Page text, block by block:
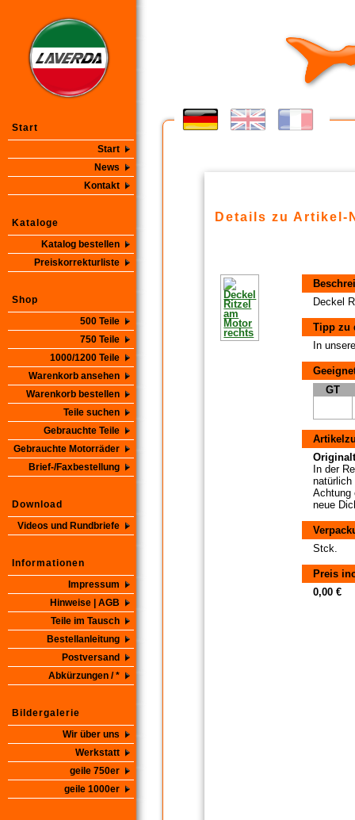
Start
Start
News
Kontakt
Kataloge
Katalog bestellen
Preiskorrekturliste
Shop
500 Teile
750 Teile
1000/1200 Teile
Warenkorb ansehen
Warenkorb bestellen
Teile suchen
Gebrauchte Teile
Gebrauchte Motorräder
Brief-/Faxbestellung
Download
Videos und Rundbriefe
Informationen
Impressum
Hinweise | AGB
Teile im Tausch
Bestellanleitung
Postversand
Abkürzungen / *
Bildergalerie
Wir über uns
Werkstatt
geile 750er
geile 1000er
Details zu Artikel-
Deckel
Tipp zu
In
GT
In der
natürlich
Achtung
neue
Stck.
Preis
0,00 €